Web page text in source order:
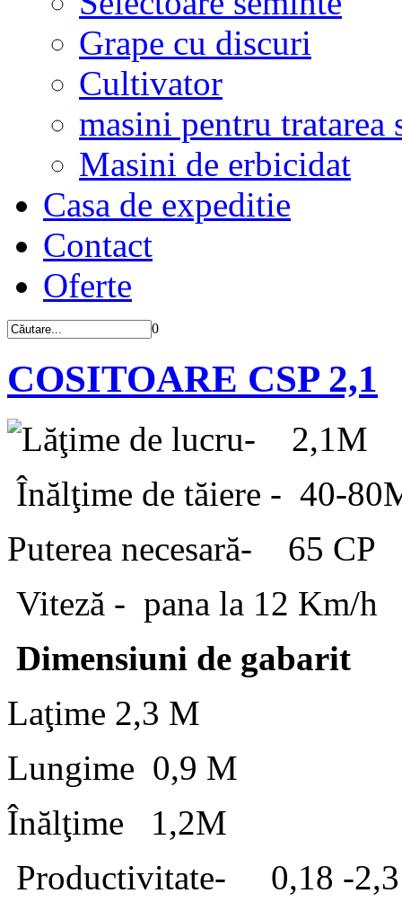
Grape cu discuri
Cultivator
masini pentru tratarea
Masini de erbicidat
Casa de expeditie
Contact
Oferte
0
COSITOARE CSP 2,1
Lăţime de lucru- 2,1M
Înălţime de tăiere - 40-
Puterea necesară- 65 CP
Viteză - pana la 12 Km/h
Dimensiuni de gabarit
Laţime 2,3 M
Lungime 0,9 M
Înălţime 1,2M
Productivitate- 0,18 -2,3